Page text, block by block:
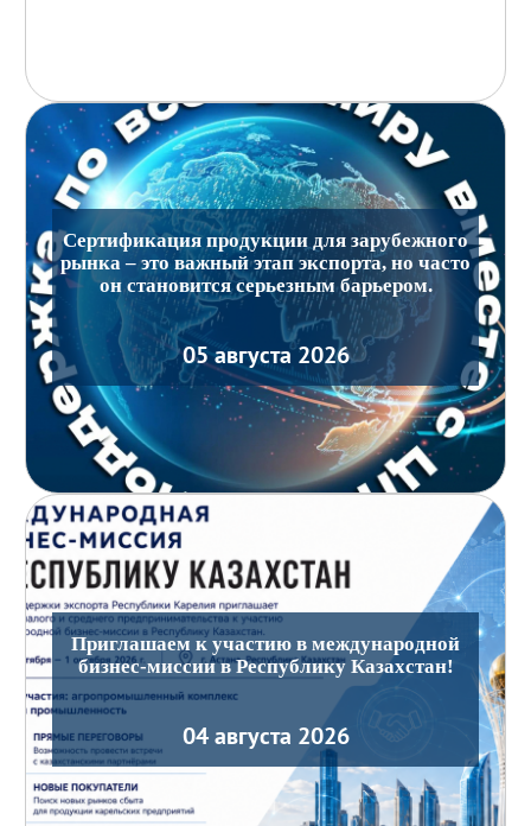
Сертификация продукции для зарубежного
рынка – это важный этап экспорта, но часто
он становится серьезным барьером.
05 августа 2026
Приглашаем к участию в международной
бизнес-миссии в Республику Казахстан!
04 августа 2026